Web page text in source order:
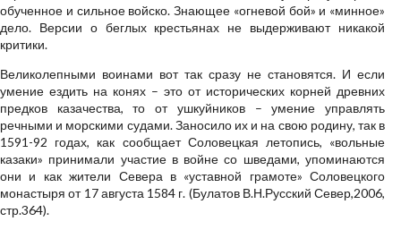
обученное и сильное войско. Знающее «огневой бой» и «минное»
дело. Версии о беглых крестьянах не выдерживают никакой
критики.
Великолепными воинами вот так сразу не становятся. И если
умение ездить на конях – это от исторических корней древних
предков казачества, то от ушкуйников – умение управлять
речными и морскими судами. Заносило их и на свою родину, так в
1591-92 годах, как сообщает Соловецкая летопись, «вольные
казаки» принимали участие в войне со шведами, упоминаются
они и как жители Севера в «уставной грамоте» Соловецкого
монастыря от 17 августа 1584 г. (Булатов В.Н.Русский Север,2006,
стр.364).